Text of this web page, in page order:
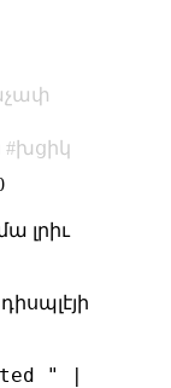
խցիկ
լրիւ
" |